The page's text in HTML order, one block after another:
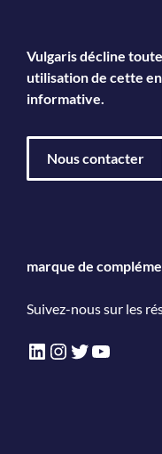
Vulgaris décline
utilisation de cette
informative.
Nous contacter
marque de
Suivez-nous sur les
LinkedIn
Instagram
Twitter
YouTube